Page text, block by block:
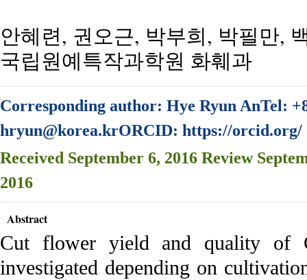
안혜련, 권오근, 박부희, 박필만,
국립원예특작과학원 화훼과
Corresponding author: Hye Ryun AnTel:
hryun@korea.krORCID: https://orcid.org/
Received September 6, 2016 Review
2016
Abstract
Cut flower yield and quality of
investigated depending on